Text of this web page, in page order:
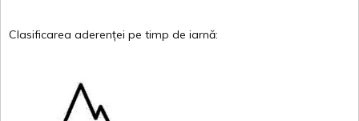
Clasificarea aderenței pe timp de iarnă: